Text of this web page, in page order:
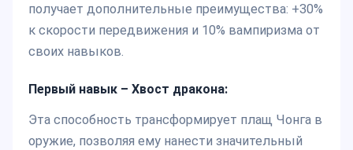
получает дополнительные преимущества: +30%
к скорости передвижения и 10% вампиризма от
своих навыков.
Первый навык – Хвост дракона:
Эта способность трансформирует плащ Чонга в
оружие, позволяя ему нанести значительный